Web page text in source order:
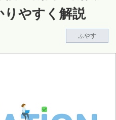
りやすく解説
ふやす